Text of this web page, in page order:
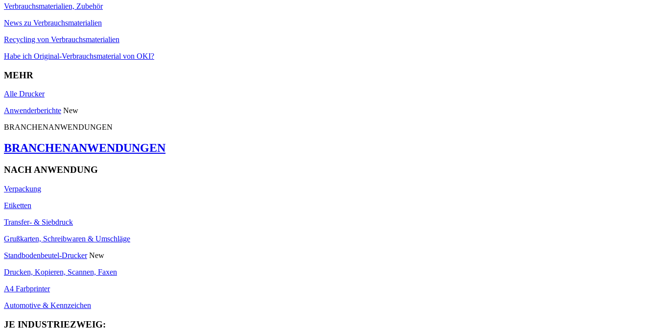
Verbrauchsmaterialien, Zubehör
News zu Verbrauchsmaterialien
Recycling von Verbrauchsmaterialien
Habe ich Original-Verbrauchsmaterial von OKI?
MEHR
Alle Drucker
Anwenderberichte New
BRANCHENANWENDUNGEN
BRANCHENANWENDUNGEN
NACH ANWENDUNG
Verpackung
Etiketten
Transfer- & Siebdruck
Grußkarten, Schreibwaren & Umschläge
Standbodenbeutel-Drucker New
Drucken, Kopieren, Scannen, Faxen
A4 Farbprinter
Automotive & Kennzeichen
JE INDUSTRIEZWEIG: